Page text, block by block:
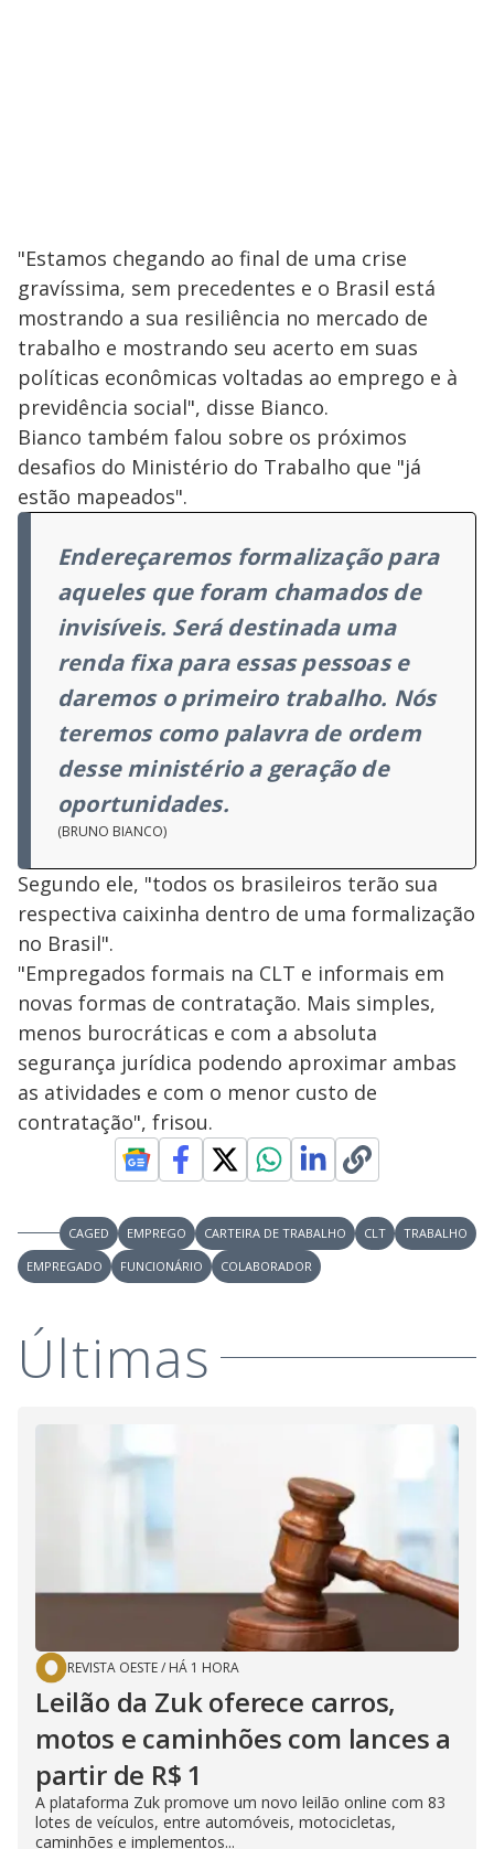
"Estamos chegando ao final de uma crise
gravíssima, sem precedentes e o Brasil está
mostrando a sua resiliência no mercado de
trabalho e mostrando seu acerto em suas
políticas econômicas voltadas ao emprego e à
previdência social", disse Bianco.
Bianco também falou sobre os próximos
desafios do Ministério do Trabalho que "já
estão mapeados".
Endereçaremos formalização para
aqueles que foram chamados de
invisíveis. Será destinada uma
renda fixa para essas pessoas e
daremos o primeiro trabalho. Nós
teremos como palavra de ordem
desse ministério a geração de
oportunidades.
(BRUNO BIANCO)
Segundo ele, "todos os brasileiros terão sua
respectiva caixinha dentro de uma formalização
no Brasil".
"Empregados formais na CLT e informais em
novas formas de contratação. Mais simples,
menos burocráticas e com a absoluta
segurança jurídica podendo aproximar ambas
as atividades e com o menor custo de
contratação", frisou.
CAGED EMPREGO CARTEIRA DE TRABALHO CLT
TRABALHO
EMPREGADO
FUNCIONÁRIO COLABORADOR
Últimas
REVISTA OESTE/ HÁ 1 HORA
Leilão da Zuk oferece carros,
motos e caminhões com lances a
partir de R$ 1
A plataforma Zuk promove um novo leilão online com 83
lotes de veículos, entre automóveis, motocicletas,
caminhões e implementos...